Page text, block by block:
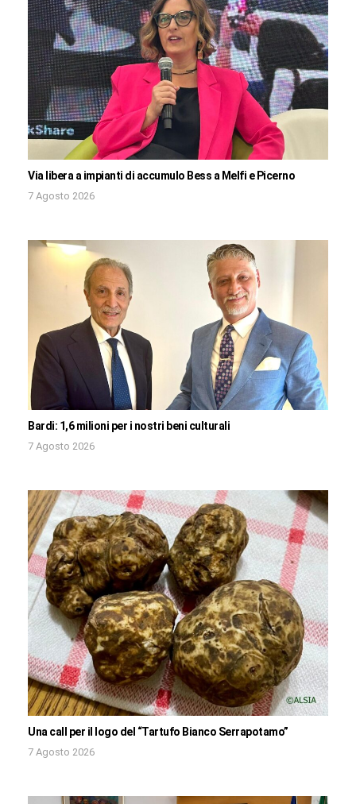
Via libera a impianti di accumulo Bess a Melfi e Picerno
7 Agosto 2026
Bardi: 1,6 milioni per i nostri beni culturali
7 Agosto 2026
Una call per il logo del “Tartufo Bianco Serrapotamo”
7 Agosto 2026